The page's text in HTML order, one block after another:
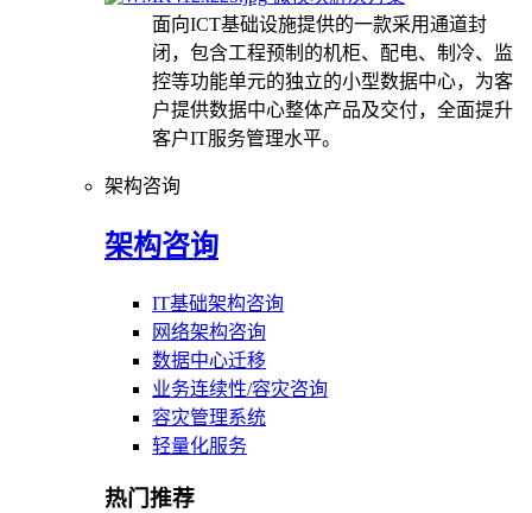
面向ICT基础设施提供的一款采用通道封
闭，包含工程预制的机柜、配电、制冷、监
控等功能单元的独立的小型数据中心，为客
户提供数据中心整体产品及交付，全面提升
客户IT服务管理水平。
架构咨询
架构咨询
IT基础架构咨询
网络架构咨询
数据中心迁移
业务连续性/容灾咨询
容灾管理系统
轻量化服务
热门推荐